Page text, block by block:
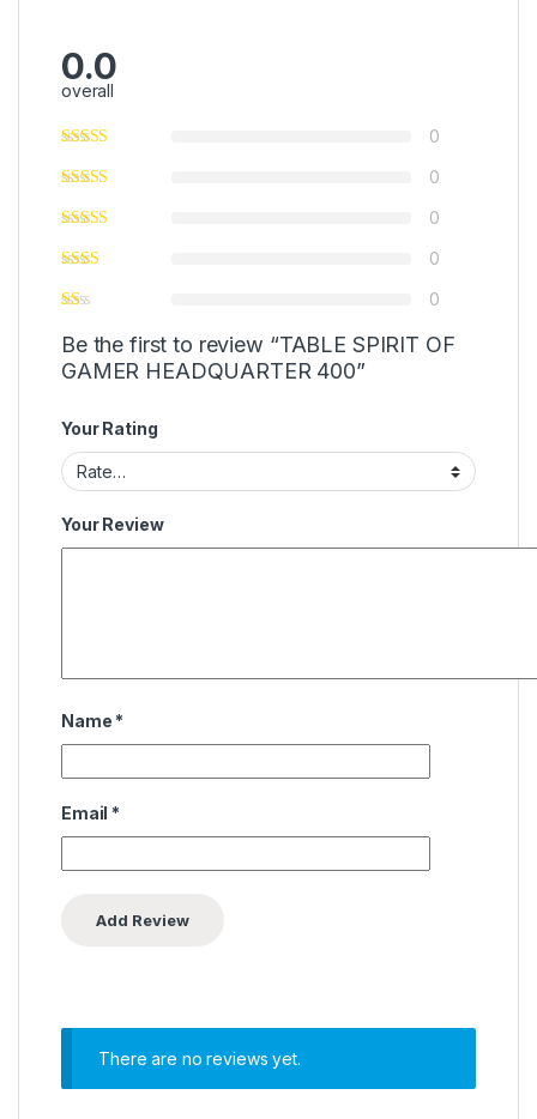
0.0
overall
0
0
0
0
0
Be the first to review “TABLE SPIRIT OF
GAMER HEADQUARTER 400”
Your Rating
Your Review
Name *
Email *
There are no reviews yet.